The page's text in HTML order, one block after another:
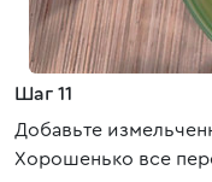
Шаг 11
Добавьте
Хорошенько все